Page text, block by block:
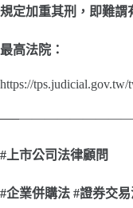
規定加重其刑，即難謂
最高法院：
https://tps.judicial.gov.tw/
—–
# 上市公司法律顧問
#企業併購法 #證券交易